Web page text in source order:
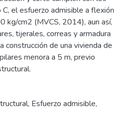
el esfuerzo admisible a flexión
kg/cm2 (MVCS, 2014), aun así,
tijerales, correas y armadura
construcción de una vivienda de
menora a 5 m, previo
, Esfuerzo admisible,